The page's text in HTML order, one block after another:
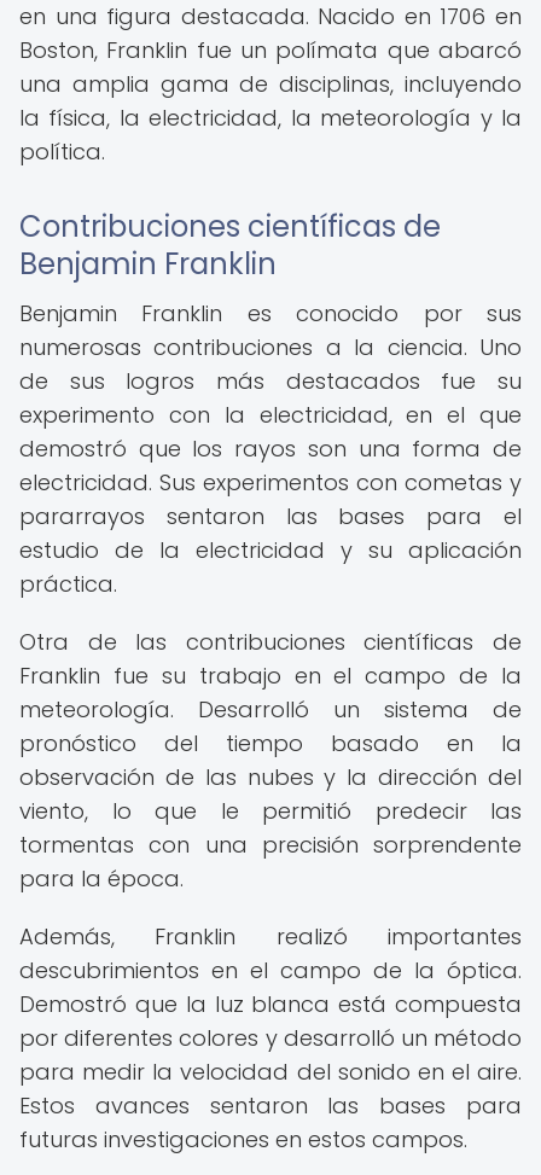
en una figura destacada. Nacido en 1706 en
Boston, Franklin fue un polímata que abarcó
una amplia gama de disciplinas, incluyendo
la física, la electricidad, la meteorología y la
política.
Contribuciones científicas de
Benjamin Franklin
Benjamin Franklin es conocido por sus
numerosas contribuciones a la ciencia. Uno
de sus logros más destacados fue su
experimento con la electricidad, en el que
demostró que los rayos son una forma de
electricidad. Sus experimentos con cometas y
pararrayos sentaron las bases para el
estudio de la electricidad y su aplicación
práctica.
Otra de las contribuciones científicas de
Franklin fue su trabajo en el campo de la
meteorología. Desarrolló un sistema de
pronóstico del tiempo basado en la
observación de las nubes y la dirección del
viento, lo que le permitió predecir las
tormentas con una precisión sorprendente
para la época.
Además, Franklin realizó importantes
descubrimientos en el campo de la óptica.
Demostró que la luz blanca está compuesta
por diferentes colores y desarrolló un método
para medir la velocidad del sonido en el aire.
Estos avances sentaron las bases para
futuras investigaciones en estos campos.